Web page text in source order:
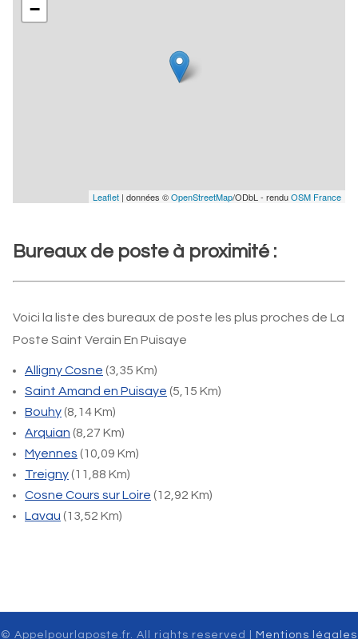
−
Leaflet | données ©OpenStreetMap/ODbL - renduOSM France
Bureaux de poste à proximité :
Voici la liste des bureaux de poste les plus proches de La
Poste Saint Verain En Puisaye
Alligny Cosne (3,35 Km)
Saint Amand en Puisaye (5,15 Km)
Bouhy(8,14 Km)
Arquian (8,27 Km)
Myennes (10,09 Km)
Treigny(11,88 Km)
Cosne Cours sur Loire (12,92 Km)
Lavau (13,52 Km)
© Appelpourlaposte.fr. All rights reserved | Mentions légales